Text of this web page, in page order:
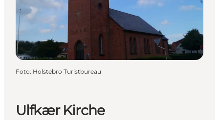
Mach deine Urlaubsplanung
Ulfkær Kirche
Foto: Holstebro Turistbureau